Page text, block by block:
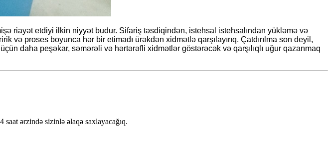
riayət etdiyi ilkin niyyət budur. Sifariş təsdiqindən, istehsal istehsalından yükləmə və
və proses boyunca hər bir etimadı ürəkdən xidmətlə qarşılayırıq. Çatdırılma son deyil,
daha peşəkar, səmərəli və hərtərəfli xidmətlər göstərəcək və qarşılıqlı uğur qazanmaq
saat ərzində sizinlə əlaqə saxlayacağıq.